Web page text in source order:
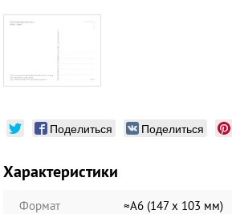
Поделиться Поделиться
Характеристики
Формат ≈А6 (147 х 103 мм)